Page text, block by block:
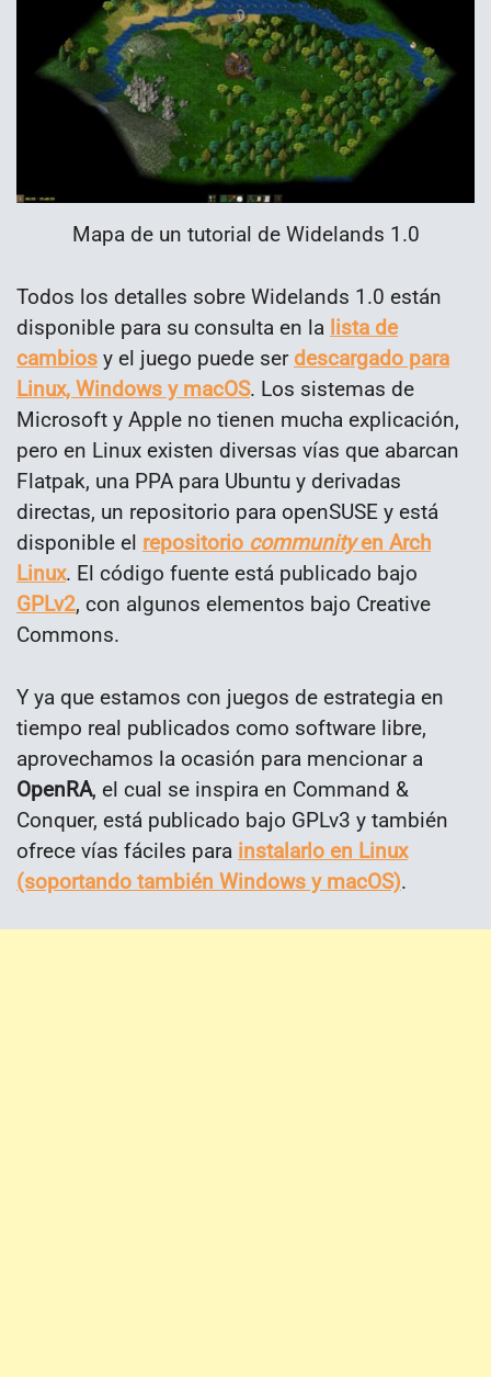
Mapa de un tutorial de Widelands 1.0
Todos los detalles sobre Widelands 1.0 están
disponible para su consulta en la lista de
cambios y el juego puede ser descargado para
Linux, Windows y macOS. Los sistemas de
Microsoft y Apple no tienen mucha explicación,
pero en Linux existen diversas vías que abarcan
Flatpak, una PPA para Ubuntu y derivadas
directas, un repositorio para openSUSE y está
disponible el repositorio communityen Arch
Linux. El código fuente está publicado bajo
GPLv2, con algunos elementos bajo Creative
Commons.
Y ya que estamos con juegos de estrategia en
tiempo real publicados como software libre,
aprovechamos la ocasión para mencionar a
OpenRA, el cual se inspira en Command &
Conquer, está publicado bajo GPLv3 y también
ofrece vías fáciles para instalarlo en Linux
(soportando también Windows y macOS).